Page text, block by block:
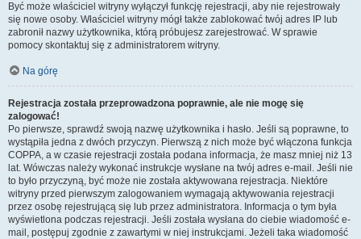
Być może właściciel witryny wyłączył funkcję rejestracji, aby nie rejestrowały
się nowe osoby. Właściciel witryny mógł także zablokować twój adres IP lub
zabronił nazwy użytkownika, którą próbujesz zarejestrować. W sprawie
pomocy skontaktuj się z administratorem witryny.
Na górę
Rejestracja została przeprowadzona poprawnie, ale nie mogę się
zalogować!
Po pierwsze, sprawdź swoją nazwę użytkownika i hasło. Jeśli są poprawne, to
wystąpiła jedna z dwóch przyczyn. Pierwszą z nich może być włączona funkcja
COPPA, a w czasie rejestracji została podana informacja, że masz mniej niż 13
lat. Wówczas należy wykonać instrukcje wysłane na twój adres e-mail. Jeśli nie
to było przyczyną, być może nie została aktywowana rejestracja. Niektóre
witryny przed pierwszym zalogowaniem wymagają aktywowania rejestracji
przez osobę rejestrującą się lub przez administratora. Informacja o tym była
wyświetlona podczas rejestracji. Jeśli została wysłana do ciebie wiadomość e-
mail, postępuj zgodnie z zawartymi w niej instrukcjami. Jeżeli taka wiadomość